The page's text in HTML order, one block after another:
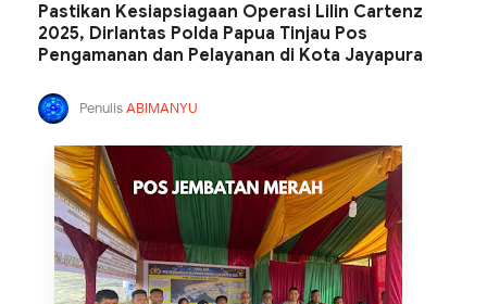
Pastikan Kesiapsiagaan Operasi Lilin Cartenz
2025, Dirlantas Polda Papua Tinjau Pos
Pengamanan dan Pelayanan di Kota Jayapura
PenulisABIMANYU